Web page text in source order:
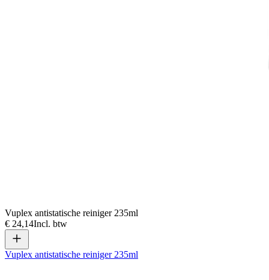
Vuplex antistatische reiniger 235ml
€ 24,14Incl. btw
Vuplex antistatische reiniger 235ml